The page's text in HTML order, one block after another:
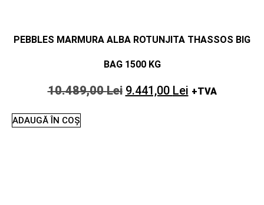
PEBBLES MARMURA ALBA ROTUNJITA THASSOS BIG
BAG 1500 KG
10.489,00Lei 9.441,00 Lei +TVA
ADAUGĂ ÎN COȘ